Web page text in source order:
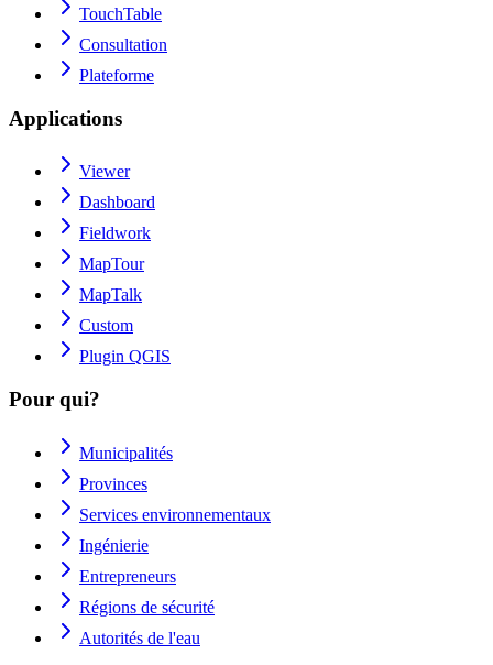
TouchTable
Consultation
Plateforme
Applications
Viewer
Dashboard
Fieldwork
MapTour
MapTalk
Custom
Plugin QGIS
Pour qui?
Municipalités
Provinces
Services environnementaux
Ingénierie
Entrepreneurs
Régions de sécurité
Autorités de l'eau